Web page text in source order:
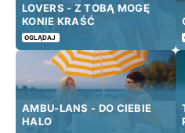
LOVERS - Z TOBĄ MOGĘ
KONIE KRAŚĆ
OGLĄDAJ
AMBU-LANS - DO CIEBIE
HALO